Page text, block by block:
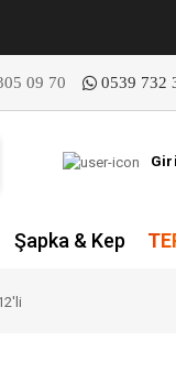
09 70 0539 732
Şapka & Kep